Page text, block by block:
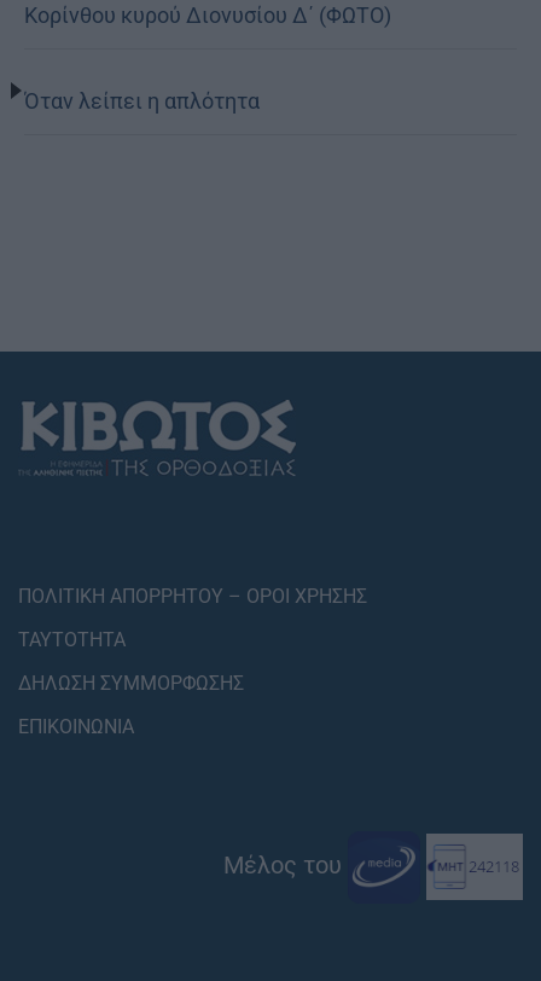
Κορίνθου κυρού Διονυσίου Δ΄ (ΦΩΤΟ)
Όταν λείπει η απλότητα
ΠΟΛΙΤΙΚΗ ΑΠΟΡΡΗΤΟΥ – ΟΡΟΙ ΧΡΗΣΗΣ
ΤΑΥΤΟΤΗΤΑ
ΔΗΛΩΣΗ ΣΥΜΜΟΡΦΩΣΗΣ
ΕΠΙΚΟΙΝΩΝΙΑ
Μέλος του